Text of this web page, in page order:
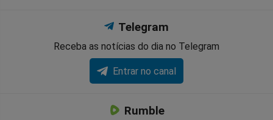
Telegram
Receba as notícias do dia no Telegram
Entrar no canal
Rumble